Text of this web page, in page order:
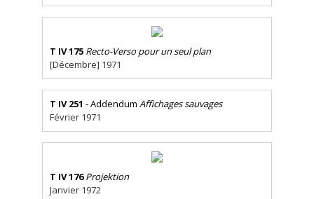
T IV 175 Recto-Verso pour un seul plan
[Décembre] 1971
T IV 251 - Addendum Affichages sauvages
Février 1971
T IV 176 Projektion
Janvier 1972